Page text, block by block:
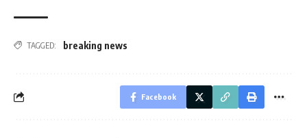
TAGGED: breaking news
Facebook